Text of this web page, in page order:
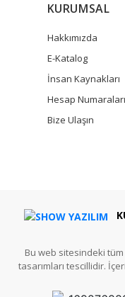
KURUMSAL
Hakkımızda
E-Katalog
İnsan Kaynakları
Hesap
Bize Ulaşın
Bu web sitesindeki
tasarımları tescillidir.